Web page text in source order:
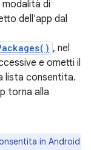
di
dell'app dal
, nel
e ometti il
lista consentita.
torna alla
in Android